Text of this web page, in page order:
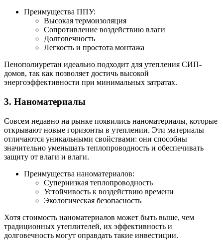
Преимущества ППУ:
Высокая термоизоляция
Сопротивление воздействию влаги
Долговечность
Легкость и простота монтажа
Пенополиуретан идеально подходит для утепления СИП-
домов, так как позволяет достичь высокой
энергоэффективности при минимальных затратах.
3. Наноматериалы
Совсем недавно на рынке появились наноматериалы, которые
открывают новые горизонты в утеплении. Эти материалы
отличаются уникальными свойствами: они способны
значительно уменьшать теплопроводность и обеспечивать
защиту от влаги и влаги.
Преимущества наноматериалов:
Супернизкая теплопроводность
Устойчивость к воздействию времени
Экологическая безопасность
Хотя стоимость наноматериалов может быть выше, чем
традиционных утеплителей, их эффективность и
долговечность могут оправдать такие инвестиции.